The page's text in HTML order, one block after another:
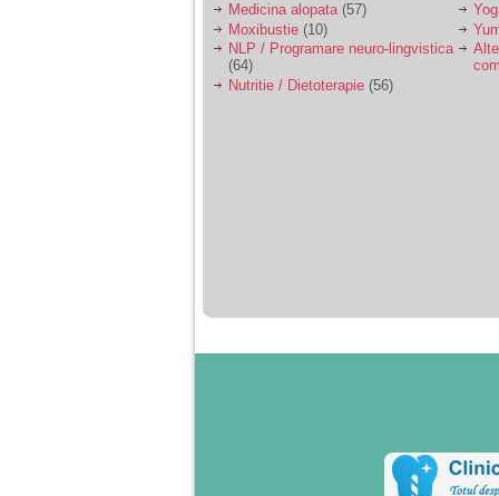
Medicina alopata(57)
Moxibustie (10)
NLP / Programare neuro-lingvistica
(64)
Nutritie / Dietoterapie (56)